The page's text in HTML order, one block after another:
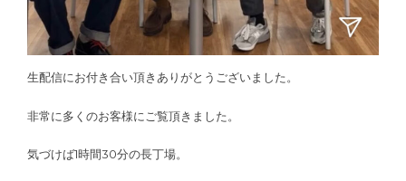
生配信にお付き合い頂きありがとうございました。
非常に多くのお客様にご覧頂きました。
気づけば1時間30分の長丁場。